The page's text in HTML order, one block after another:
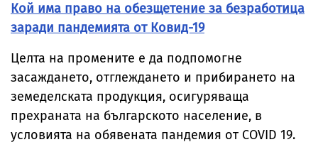
Кой има право на обезщетение за безработица
заради пандемията от Ковид-19
Целта на промените е да подпомогне
засаждането, отглеждането и прибирането на
земеделската продукция, осигуряваща
прехраната на българското население, в
условията на обявената пандемия от COVID 19.